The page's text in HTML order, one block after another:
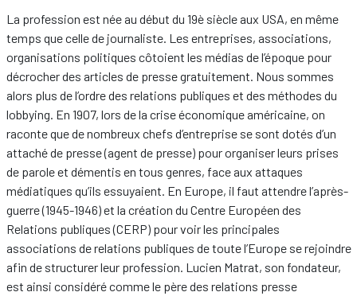
La profession est née au début du 19è siècle aux USA, en même
temps que celle de journaliste. Les entreprises, associations,
organisations politiques côtoient les médias de l’époque pour
décrocher des articles de presse gratuitement. Nous sommes
alors plus de l’ordre des relations publiques et des méthodes du
lobbying. En 1907, lors de la crise économique américaine, on
raconte que de nombreux chefs d’entreprise se sont dotés d’un
attaché de presse (agent de presse) pour organiser leurs prises
de parole et démentis en tous genres, face aux attaques
médiatiques qu’ils essuyaient. En Europe, il faut attendre l’après-
guerre (1945-1946) et la création du Centre Européen des
Relations publiques (CERP) pour voir les principales
associations de relations publiques de toute l’Europe se rejoindre
afin de structurer leur profession. Lucien Matrat, son fondateur,
est ainsi considéré comme le père des relations presse